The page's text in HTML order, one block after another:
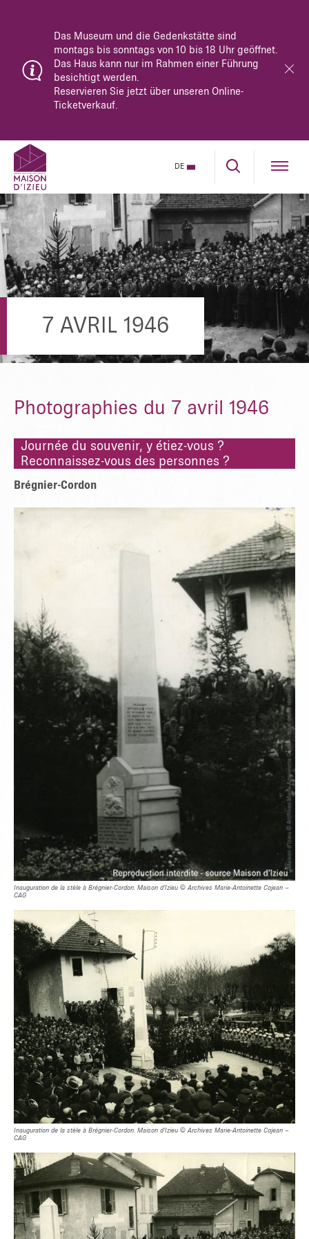
Das Museum und die Gedenkstätte sind
montags bis sonntags von 10 bis 18 Uhr geöffnet.
Das Haus kann nur im Rahmen einer Führung
besichtigt werden.
Reservieren Sie jetzt über unseren Online-
Ticketverkauf.
DE
7 AVRIL 1946
Photographies du 7 avril 1946
Journée du souvenir, y étiez-vous ?
Reconnaissez-vous des personnes ?
Brégnier-Cordon
Inauguration de la stèle à Brégnier-Cordon. Maison d’Izieu © Archives Marie-Antoinette Cojean –
CAG
Inauguration de la stèle à Brégnier-Cordon. Maison d’Izieu © Archives Marie-Antoinette Cojean –
CAG